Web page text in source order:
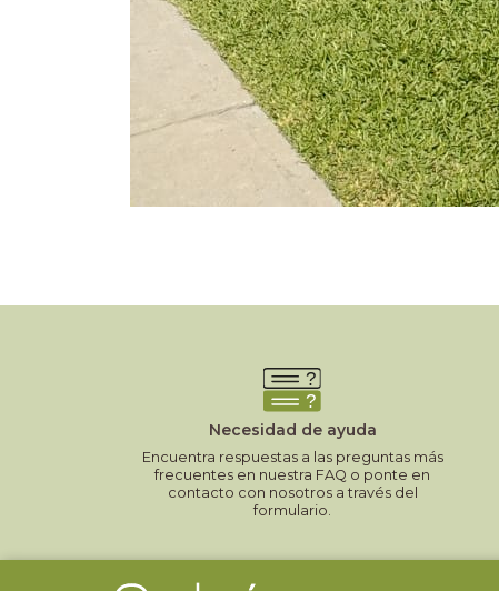
Necesidad de ayuda
Encuentra respuestas a las preguntas más
frecuentes en nuestra FAQ o ponte en
contacto con nosotros a través del
formulario.